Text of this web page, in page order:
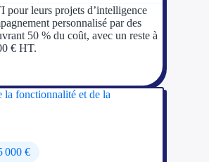
Aides
Tous les
pour leurs projets d’intelligence
personnalisé par des
50 % du coût, avec un reste à
€ HT.
la fonctionnalité et de la
000 €